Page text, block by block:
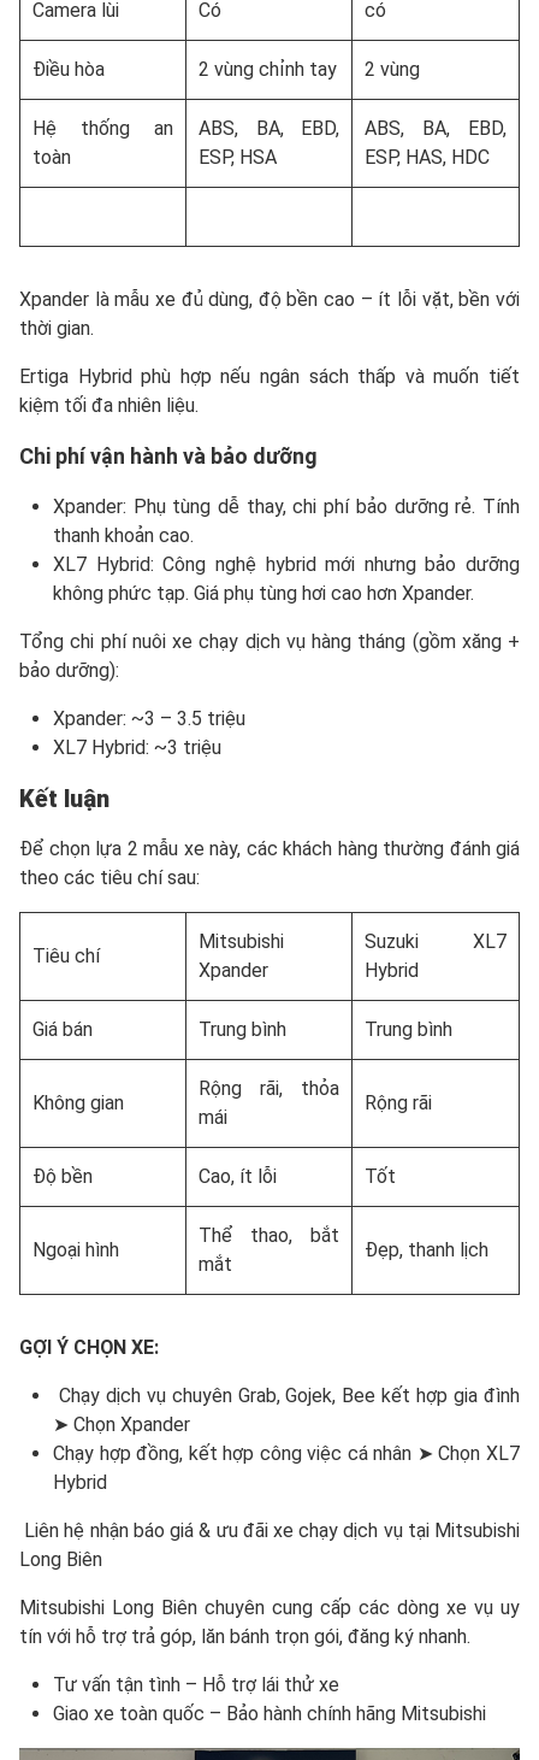
Camera lùi Có có
Điều hòa 2 vùng chỉnh tay 2 vùng
Hệ thống an
toàn
ABS, BA, EBD,
ESP, HSA
ABS, BA, EBD,
ESP, HAS, HDC
Xpander là mẫu xe đủ dùng, độ bền cao – ít lỗi vặt, bền với
thời gian.
Ertiga Hybrid phù hợp nếu ngân sách thấp và muốn tiết
kiệm tối đa nhiên liệu.
Chi phí vận hành và bảo dưỡng
Xpander: Phụ tùng dễ thay, chi phí bảo dưỡng rẻ. Tính
thanh khoản cao.
XL7 Hybrid: Công nghệ hybrid mới nhưng bảo dưỡng
không phức tạp. Giá phụ tùng hơi cao hơn Xpander.
Tổng chi phí nuôi xe chạy dịch vụ hàng tháng (gồm xăng +
bảo dưỡng):
Xpander: ~3 – 3.5 triệu
XL7 Hybrid: ~3 triệu
Kết luận
Để chọn lựa 2 mẫu xe này, các khách hàng thường đánh giá
theo các tiêu chí sau:
Tiêu chí
Mitsubishi
Xpander
Suzuki XL7
Hybrid
Giá bán Trung bình Trung bình
Không gian
Rộng rãi, thỏa
mái
Rộng rãi
Độ bền Cao, ít lỗi Tốt
Ngoại hình
Thể thao, bắt
mắt
Đẹp, thanh lịch
GỢI Ý CHỌN XE:
Chạy dịch vụ chuyên Grab, Gojek, Bee kết hợp gia đình
➤ Chọn Xpander
Chạy hợp đồng, kết hợp công việc cá nhân ➤ Chọn XL7
Hybrid
Liên hệ nhận báo giá & ưu đãi xe chạy dịch vụ tại Mitsubishi
Long Biên
Mitsubishi Long Biên chuyên cung cấp các dòng xe vụ uy
tín với hỗ trợ trả góp, lăn bánh trọn gói, đăng ký nhanh.
Tư vấn tận tình – Hỗ trợ lái thử xe
Giao xe toàn quốc – Bảo hành chính hãng Mitsubishi